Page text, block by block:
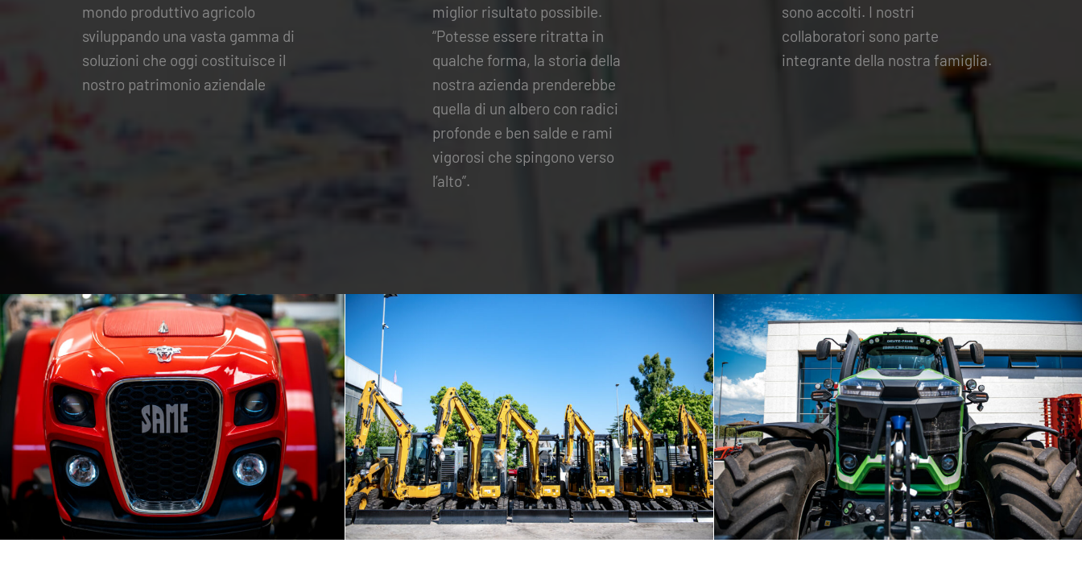
mondo produttivo agricolo
sviluppando una vasta gamma di
soluzioni che oggi costituisce il
nostro patrimonio aziendale
miglior risultato possibile.
“Potesse essere ritratta in
qualche forma, la storia della
nostra azienda prenderebbe
quella di un albero con radici
profonde e ben salde e rami
vigorosi che spingono verso
l’alto”.
sono accolti. I nostri
collaboratori sono parte
integrante della nostra famiglia.